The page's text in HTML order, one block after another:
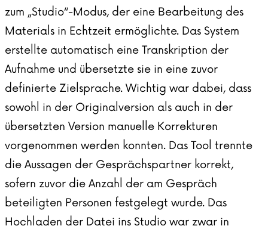
zum „Studio“-Modus, der eine Bearbeitung des
Materials in Echtzeit ermöglichte. Das System
erstellte automatisch eine Transkription der
Aufnahme und übersetzte sie in eine zuvor
definierte Zielsprache. Wichtig war dabei, dass
sowohl in der Originalversion als auch in der
übersetzten Version manuelle Korrekturen
vorgenommen werden konnten. Das Tool trennte
die Aussagen der Gesprächspartner korrekt,
sofern zuvor die Anzahl der am Gespräch
beteiligten Personen festgelegt wurde. Das
Hochladen der Datei ins Studio war zwar in